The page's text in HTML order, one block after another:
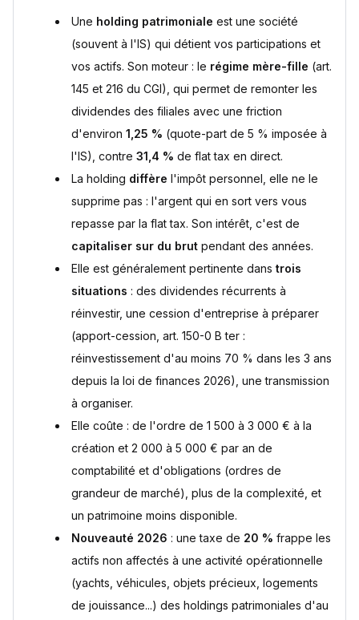
Une holding patrimoniale est une société
(souvent à l'IS) qui détient vos participations et
vos actifs. Son moteur : le régime mère-fille (art.
145 et 216 du CGI), qui permet de remonter les
dividendes des filiales avec une friction
d'environ 1,25 % (quote-part de 5 % imposée à
l'IS), contre 31,4 % de flat tax en direct.
La holding diffère l'impôt personnel, elle ne le
supprime pas : l'argent qui en sort vers vous
repasse par la flat tax. Son intérêt, c'est de
capitaliser sur du brut pendant des années.
Elle est généralement pertinente dans trois
situations : des dividendes récurrents à
réinvestir, une cession d'entreprise à préparer
(apport-cession, art. 150-0 B ter :
réinvestissement d'au moins 70 % dans les 3 ans
depuis la loi de finances 2026), une transmission
à organiser.
Elle coûte : de l'ordre de 1 500 à 3 000 € à la
création et 2 000 à 5 000 € par an de
comptabilité et d'obligations (ordres de
grandeur de marché), plus de la complexité, et
un patrimoine moins disponible.
Nouveauté 2026 : une taxe de 20 % frappe les
actifs non affectés à une activité opérationnelle
(yachts, véhicules, objets précieux, logements
de jouissance...) des holdings patrimoniales d'au